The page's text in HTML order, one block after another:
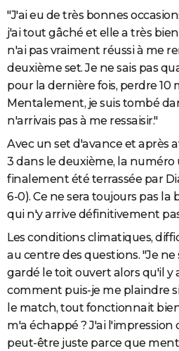
"J'ai eu de très bonnes
j'ai tout gâché et elle a très
n'ai pas vraiment réussi à me
deuxième set.Je ne sais pas
pour la dernière fois, perdre 10
Mentalement, je suis tombé
n'arrivais pas à me ressaisir."
Avec un set d'avance et après
3 dans le deuxième, la
finalement été terrassée par
6-0). Ce ne sera toujours pas
qui n'y arrive définitivement
Les conditions climatiques,
au centre des questions. "Je ne
gardé le toit ouvert alors qu'il y
comment puis-je me plaindre
le match, tout fonctionnait
m'a échappé ? J'ai l'impression
peut-être juste parce que